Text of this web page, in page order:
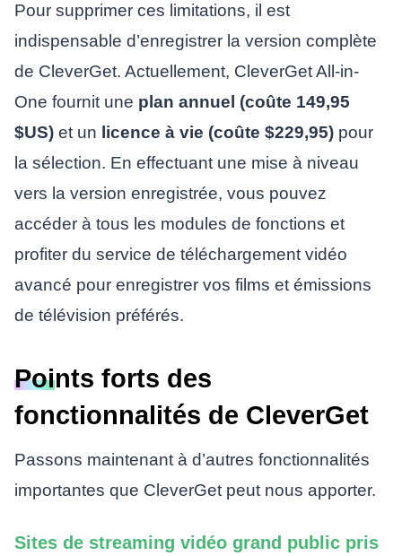
Pour supprimer ces limitations, il est
indispensable d’enregistrer la version complète
de CleverGet. Actuellement, CleverGet All-in-
One fournit une plan annuel (coûte 149,95
$US)et un licence à vie (coûte $229,95) pour
la sélection. En effectuant une mise à niveau
vers la version enregistrée, vous pouvez
accéder à tous les modules de fonctions et
profiter du service de téléchargement vidéo
avancé pour enregistrer vos films et émissions
de télévision préférés.
Points forts des
fonctionnalités de CleverGet
Passons maintenant à d’autres fonctionnalités
importantes que CleverGet peut nous apporter.
Sites de streaming vidéo grand public pris